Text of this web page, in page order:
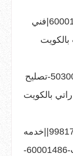
تركيب مضخات الجوره بالكويت|60001486|فني
تصليح سخانات مركزية الكويت-50300943-تصليح
بالكويت
تركيب سخان اماراتي بالكويت ||99817153||خدمه
تركيب سخانات الكويت-60001486-